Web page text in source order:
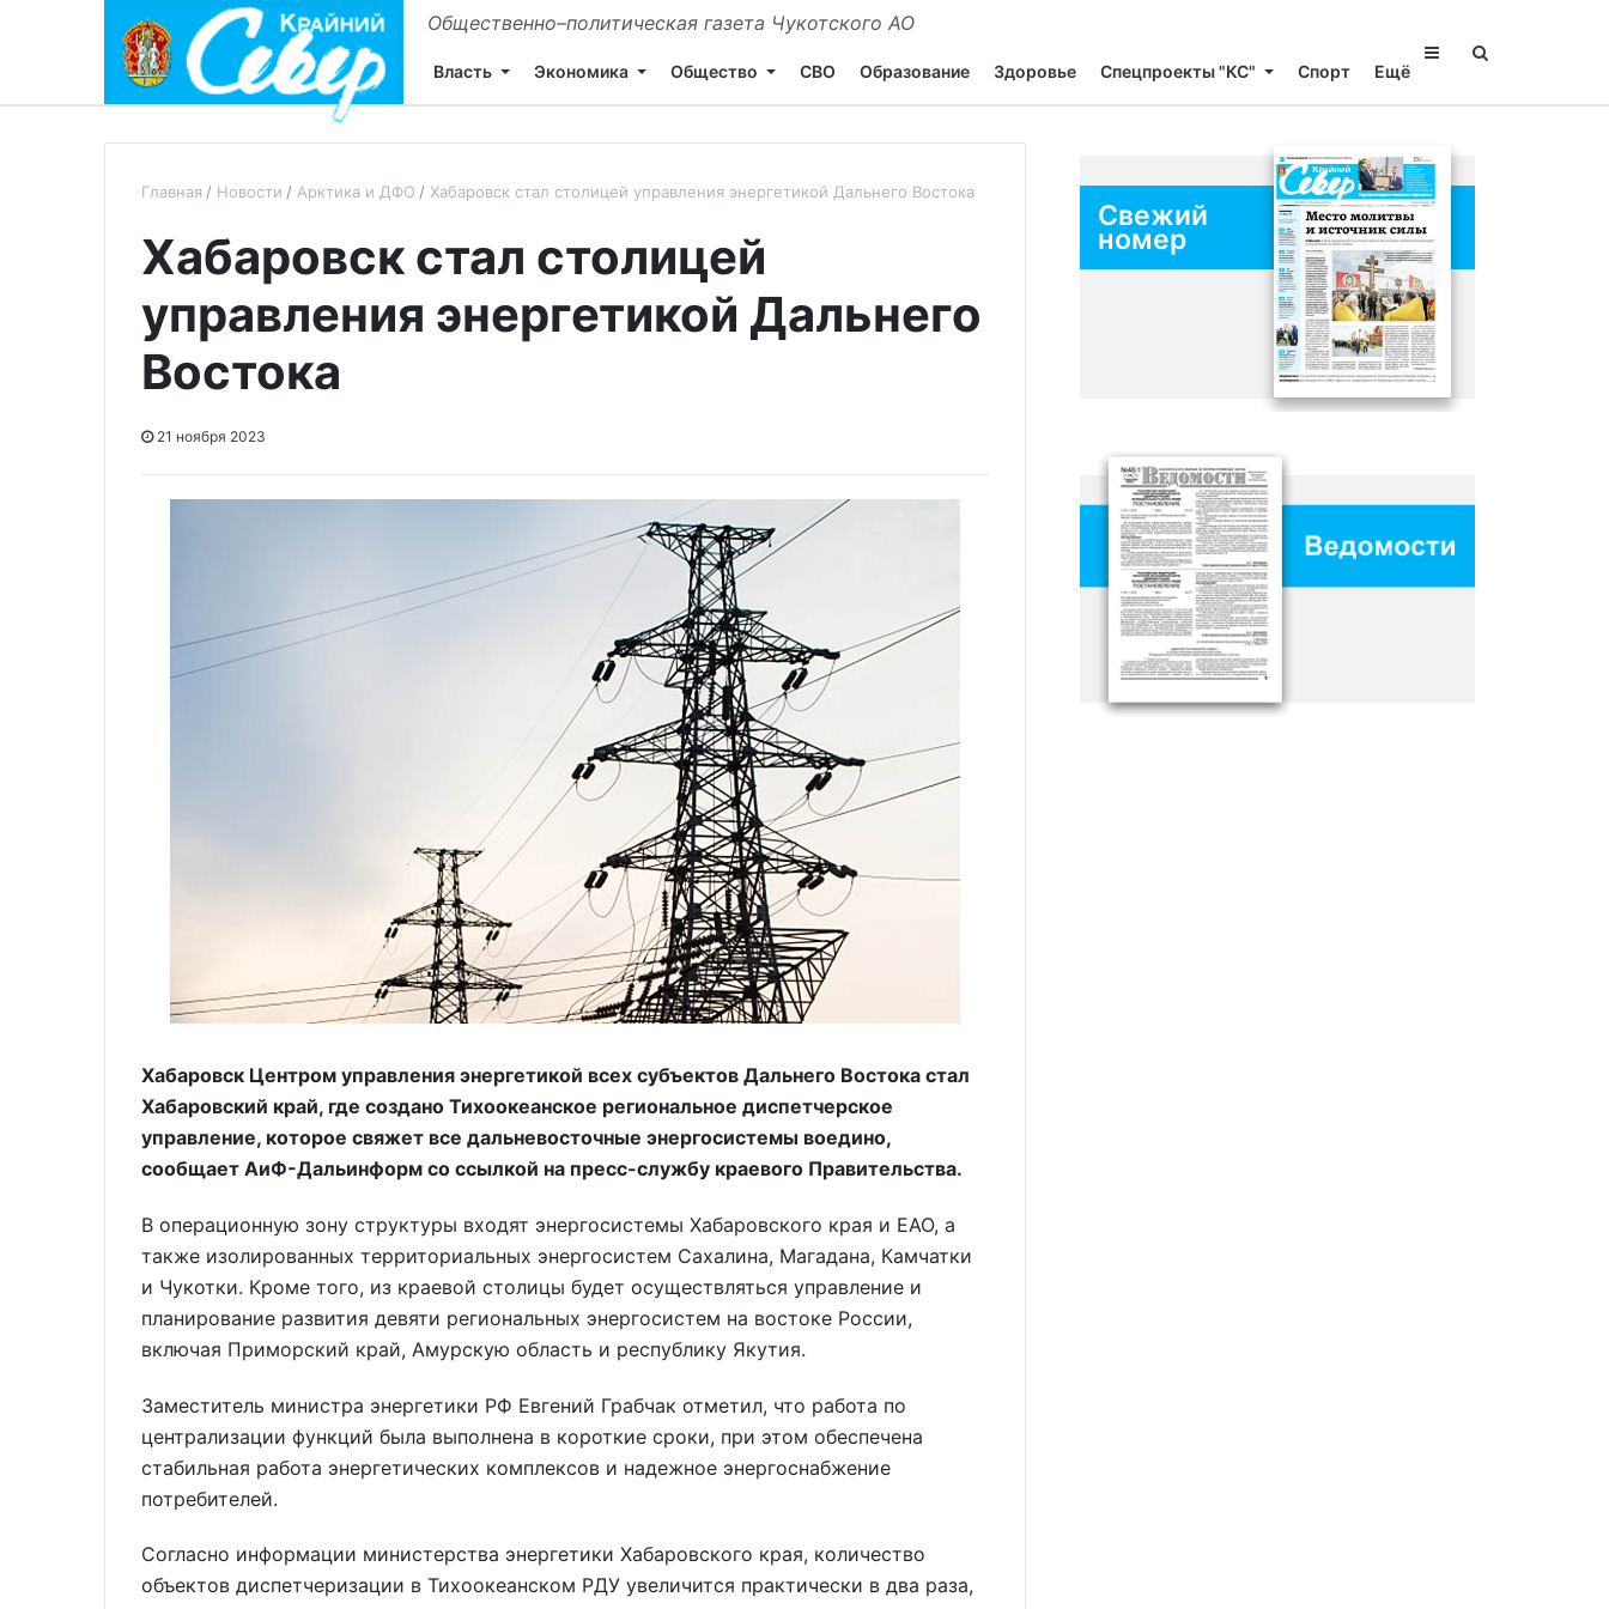
Общественно–политическая газета Чукотского АО
Власть Экономика Общество СВО Образование Здоровье Спецпроекты "КС" Спорт Ещё
Главная Новости Арктика и ДФО Хабаровск стал столицей управления энергетикой Дальнего Востока
Хабаровск стал столицей
управления энергетикой Дальнего
Востока
21 ноября 2023
Хабаровск Центром управления энергетикой всех субъектов Дальнего Востока стал
Хабаровский край, где создано Тихоокеанское региональное диспетчерское
управление, которое свяжет все дальневосточные энергосистемы воедино,
сообщает АиФ-Дальинформ со ссылкой на пресс-службу краевого Правительства.
В операционную зону структуры входят энергосистемы Хабаровского края и ЕАО, а
также изолированных территориальных энергосистем Сахалина, Магадана, Камчатки
и Чукотки. Кроме того, из краевой столицы будет осуществляться управление и
планирование развития девяти региональных энергосистем на востоке России,
включая Приморский край, Амурскую область и республику Якутия.
Заместитель министра энергетики РФ Евгений Грабчак отметил, что работа по
централизации функций была выполнена в короткие сроки, при этом обеспечена
стабильная работа энергетических комплексов и надежное энергоснабжение
потребителей.
Согласно информации министерства энергетики Хабаровского края, количество
объектов диспетчеризации в Тихоокеанском РДУ увеличится практически в два раза,
Свежий
номер